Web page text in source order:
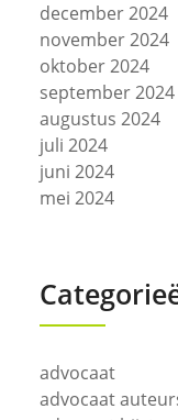
december 2024
november 2024
oktober 2024
september 2024
augustus 2024
juli 2024
juni 2024
mei 2024
advocaat
advocaat